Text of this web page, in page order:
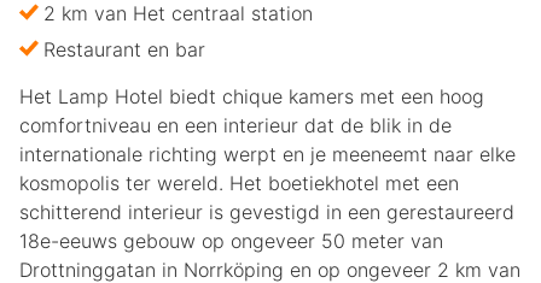
2 km van Het centraal station
Restaurant en bar
Het Lamp Hotel biedt chique kamers met een hoog
comfortniveau en een interieur dat de blik in de
internationale richting werpt en je meeneemt naar elke
kosmopolis ter wereld. Het boetiekhotel met een
schitterend interieur is gevestigd in een gerestaureerd
18e-eeuws gebouw op ongeveer 50 meter van
Drottninggatan in Norrköping en op ongeveer 2 km van